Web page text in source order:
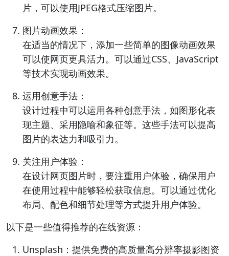
片，可以使用JPEG格式压缩图片。
图片动画效果：
在适当的情况下，添加一些简单的图像动画效果
可以使网页更具活力。可以通过CSS、JavaScript
等技术实现动画效果。
运用创意手法：
设计过程中可以运用各种创意手法，如图形化表
现主题、采用隐喻和象征等。这些手法可以提高
图片的表达力和吸引力。
关注用户体验：
在设计网页图片时，要注重用户体验，确保用户
在使用过程中能够轻松获取信息。可以通过优化
布局、配色和细节处理等方式提升用户体验。
以下是一些值得推荐的在线资源：
Unsplash：提供免费的高质量高分辨率摄影图资